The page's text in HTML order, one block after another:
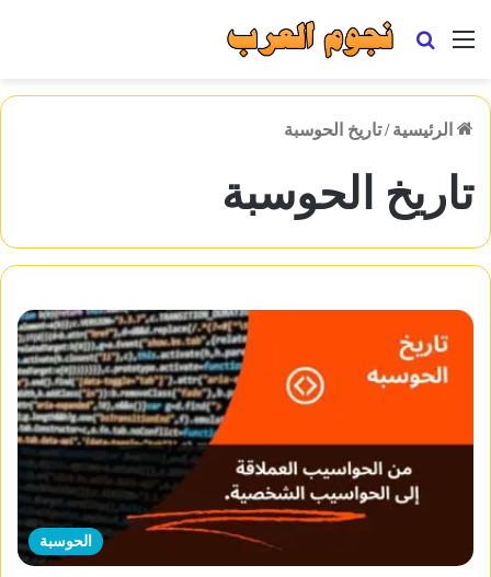
القائمة بحث
الرئيسية /تاريخ الحوسبة
تاريخ الحوسبة
الحوسبة